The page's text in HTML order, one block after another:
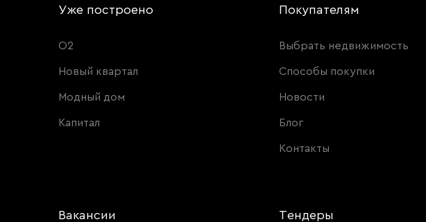
Уже построено
О2
Новый квартал
Модный дом
Капитал
Покупателям
Выбрать недвижимость
Способы покупки
Новости
Блог
Контакты
Вакансии Тендеры